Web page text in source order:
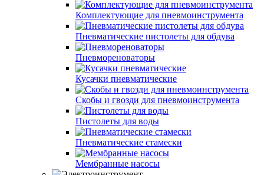
Комплектующие для пневмоинструмента
Пневматические пистолеты для обдува
Пневмореноваторы
Кусачки пневматические
Скобы и гвозди для пневмоинструмента
Пистолеты для воды
Пневматические стамески
Мембранные насосы